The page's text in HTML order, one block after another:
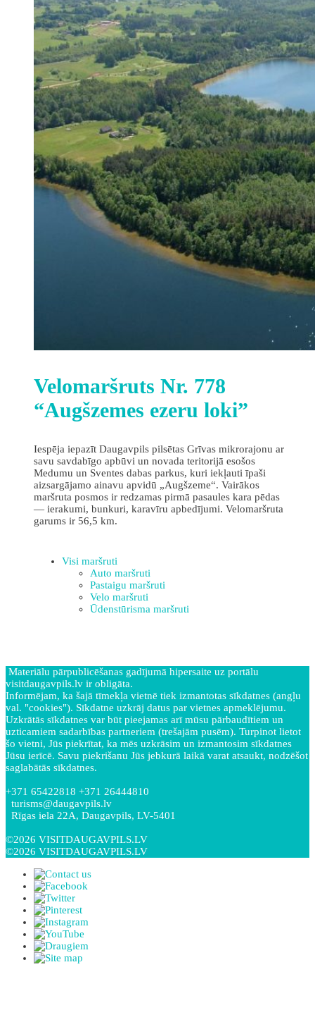
Velomaršruts Nr. 778
“Augšzemes ezeru loki”
Iespēja iepazīt Daugavpils pilsētas Grīvas mikrorajonu ar
savu savdabīgo apbūvi un novada teritorijā esošos
Medumu un Sventes dabas parkus, kuri iekļauti īpaši
aizsargājamo ainavu apvidū „Augšzeme“. Vairākos
maršruta posmos ir redzamas pirmā pasaules kara pēdas
— ierakumi, bunkuri, karavīru apbedījumi. Velomaršruta
garums ir 56,5 km.
Visi maršruti
Auto maršruti
Pastaigu maršruti
Velo maršruti
Ūdenstūrisma maršruti
Materiālu pārpublicēšanas gadījumā hipersaite uz portālu
visitdaugavpils.lv ir obligāta.
Informējam, ka šajā tīmekļa vietnē tiek izmantotas sīkdatnes (angļu
val. "cookies"). Sīkdatne uzkrāj datus par vietnes apmeklējumu.
Uzkrātās sīkdatnes var būt pieejamas arī mūsu pārbaudītiem un
uzticamiem sadarbības partneriem (trešajām pusēm). Turpinot lietot
šo vietni, Jūs piekrītat, ka mēs uzkrāsim un izmantosim sīkdatnes
Jūsu ierīcē. Savu piekrišanu Jūs jebkurā laikā varat atsaukt, nodzēšot
saglabātās sīkdatnes.
+371 65422818 +371 26444810
turisms@daugavpils.lv
Rīgas iela 22A, Daugavpils, LV-5401
©2026 VISITDAUGAVPILS.LV
©2026 VISITDAUGAVPILS.LV